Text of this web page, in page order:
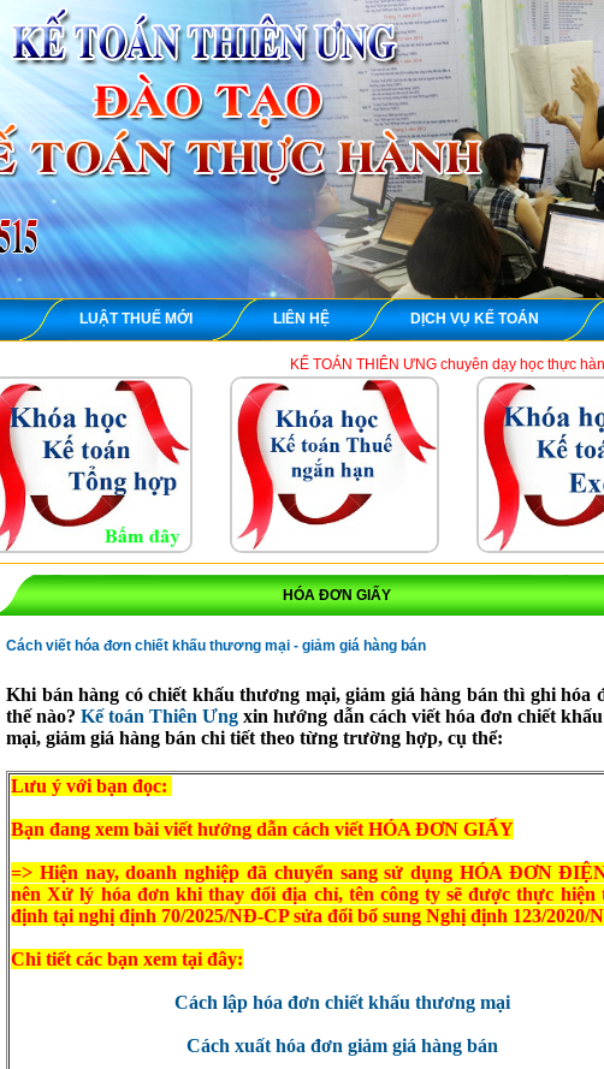
LUẬT THUẾ MỚI LIÊN HỆ DỊCH VỤ KẾ TOÁN
KẾ TOÁN THIÊN ƯNG chuyên dạy học thực hành kế toán
HÓA ĐƠN GIẤY
Cách viết hóa đơn chiết khấu thương mại - giảm giá hàng bán
Khi bán hàng có chiết khấu thương mại, giảm giá hàng bán thì ghi hóa
thế nào?Kế toán Thiên Ưng xin hướng dẫn cách viết hóa đơn chiết
mại, giảm giá hàng bán chi tiết theo từng trường hợp, cụ thể:
Lưu ý với bạn đọc:
Bạn đang xem bài viết hướng dẫn cách viết HÓA ĐƠN GIẤY
=> Hiện nay, doanh nghiệp đã chuyển sang sử dụng HÓA ĐƠN
nên Xử lý hóa đơn khi thay đổi địa chỉ, tên công ty sẽ được thực hiện
định tại nghị định 70/2025/NĐ-CP sửa đổi bổ sung Nghị định 123/2020/
Chi tiết các bạn xem tại đây:
Cách lập hóa đơn chiết khấu thương mại
Cách xuất hóa đơn giảm giá hàng bán